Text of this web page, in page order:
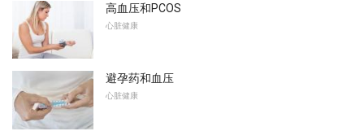
高血压和PCOS
心脏健康
避孕药和血压
心脏健康